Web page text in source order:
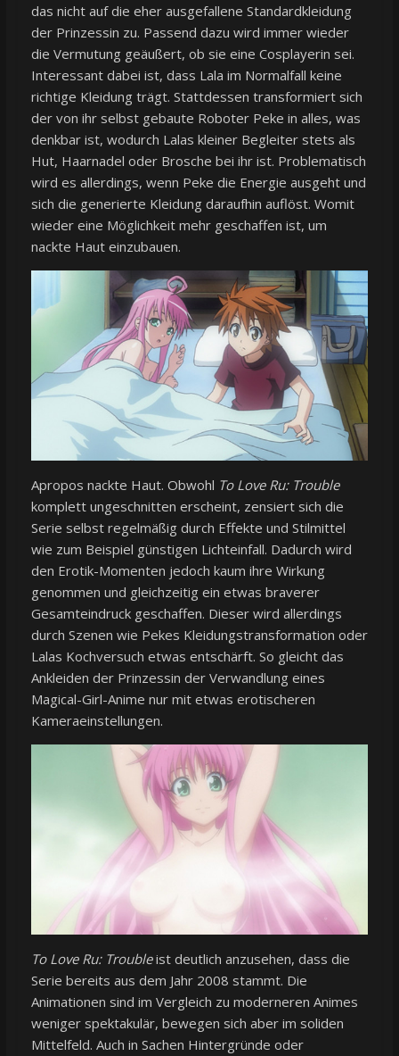
das nicht auf die eher ausgefallene Standardkleidung
der Prinzessin zu. Passend dazu wird immer wieder
die Vermutung geäußert, ob sie eine Cosplayerin sei.
Interessant dabei ist, dass Lala im Normalfall keine
richtige Kleidung trägt. Stattdessen transformiert sich
der von ihr selbst gebaute Roboter Peke in alles, was
denkbar ist, wodurch Lalas kleiner Begleiter stets als
Hut, Haarnadel oder Brosche bei ihr ist. Problematisch
wird es allerdings, wenn Peke die Energie ausgeht und
sich die generierte Kleidung daraufhin auflöst. Womit
wieder eine Möglichkeit mehr geschaffen ist, um
nackte Haut einzubauen.
Apropos nackte Haut. Obwohl To Love Ru: Trouble
komplett ungeschnitten erscheint, zensiert sich die
Serie selbst regelmäßig durch Effekte und Stilmittel
wie zum Beispiel günstigen Lichteinfall. Dadurch wird
den Erotik-Momenten jedoch kaum ihre Wirkung
genommen und gleichzeitig ein etwas braverer
Gesamteindruck geschaffen. Dieser wird allerdings
durch Szenen wie Pekes Kleidungstransformation oder
Lalas Kochversuch etwas entschärft. So gleicht das
Ankleiden der Prinzessin der Verwandlung eines
Magical-Girl-Anime nur mit etwas erotischeren
Kameraeinstellungen.
To Love Ru: Troubleist deutlich anzusehen, dass die
Serie bereits aus dem Jahr 2008 stammt. Die
Animationen sind im Vergleich zu moderneren Animes
weniger spektakulär, bewegen sich aber im soliden
Mittelfeld. Auch in Sachen Hintergründe oder